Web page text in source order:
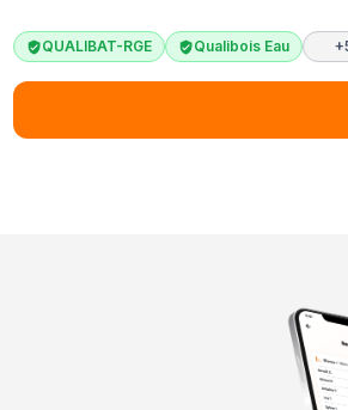
QUALIBAT-RGE Qualibois Eau